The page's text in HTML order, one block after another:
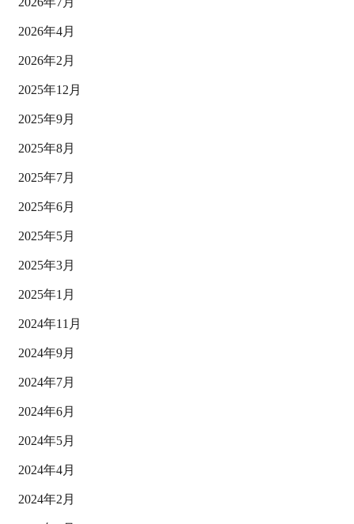
2026年4月
2026年2月
2025年12月
2025年9月
2025年8月
2025年7月
2025年6月
2025年5月
2025年3月
2025年1月
2024年11月
2024年9月
2024年7月
2024年6月
2024年5月
2024年4月
2024年2月